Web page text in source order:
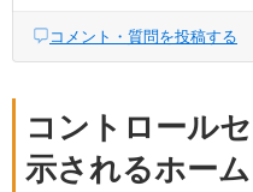
コメント・質問を投稿する
コントロール
示されるホー